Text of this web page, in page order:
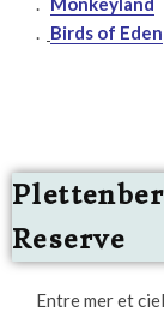
. Birds of Eden
Reserve
Entre mer et